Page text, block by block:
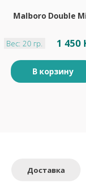
Malboro Double
Вес: 20 гр. 1 450
В корзину
Доставка